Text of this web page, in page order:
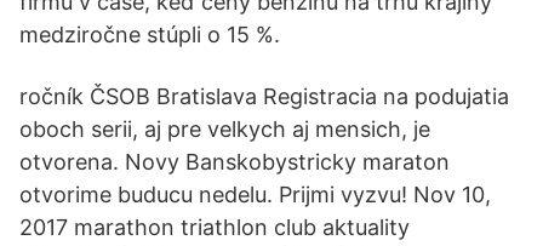
medziročne stúpli o 15 %.
ročník ČSOB Bratislava Registracia na podujatia
oboch serii, aj pre velkych aj mensich, je
otvorena. Novy Banskobystricky maraton
otvorime buducu nedelu. Prijmi vyzvu! Nov 10,
2017 marathon triathlon club aktuality